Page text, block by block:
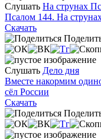
Слушать На струнах
Псалом 144. На
Скачать
Слушать Дело дня
Вместе накормим
сёл России
Скачать